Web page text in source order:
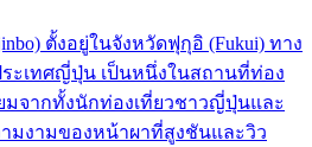
ตั้งอยู่ในจังหวัดฟุกุอิ (Fukui) ทาง
ะเทศญี่ปุ่น เป็นหนึ่งในสถานที่ท่อง
มจากทั้งนักท่องเที่ยวชาวญี่ปุ่นและ
มงามของหน้าผาที่สูงชันและวิว